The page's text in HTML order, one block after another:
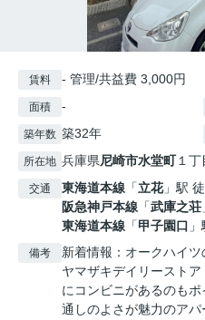
賃料 - 管理/共益費 3,000円
面積 -
築年数 築32年
所在地 兵庫県尼崎市水堂町１丁
交通 東海道本線 「立花」駅
阪急神戸本線 「武庫之荘
東海道本線 「甲子園口
備考
新着情報：オークハイ
ヤマザキデイリースト
にコンビニがあるのも
通しのよさが魅力のア